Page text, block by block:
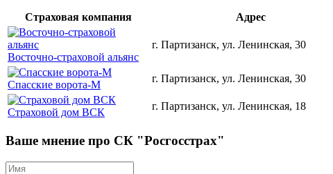
Страховая компания Адрес
Восточно-страховой альянс
г. Партизанск, ул. Ленинская, 30
Спасские ворота-М
г. Партизанск, ул. Ленинская, 30
Страховой дом ВСК
г. Партизанск, ул. Ленинская, 18
Ваше мнение про СК "Росгосстрах"